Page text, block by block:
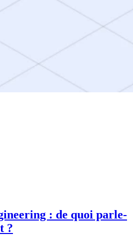
: de quoi parle-
?